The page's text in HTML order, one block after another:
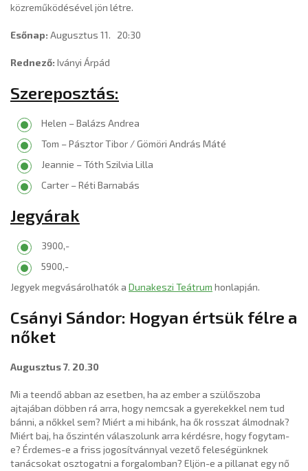
közreműködésével jön létre.
Esőnap: Augusztus 11. 20:30
Rednező: Iványi Árpád
Szereposztás:
Helen – Balázs Andrea
Tom – Pásztor Tibor / Gömöri András Máté
Jeannie – Tóth Szilvia Lilla
Carter – Réti Barnabás
Jegyárak
3900,-
5900,-
Jegyek megvásárolhatók a Dunakeszi Teátrum honlapján.
Csányi Sándor: Hogyan értsük félre a
nőket
Augusztus 7. 20.30
Mi a teendő abban az esetben, ha az ember a szülőszoba
ajtajában döbben rá arra, hogy nemcsak a gyerekekkel nem tud
bánni, a nőkkel sem? Miért a mi hibánk, ha ők rosszat álmodnak?
Miért baj, ha őszintén válaszolunk arra kérdésre, hogy fogytam-
e? Érdemes-e a friss jogosítvánnyal vezető feleségünknek
tanácsokat osztogatni a forgalomban? Eljön-e a pillanat egy nő